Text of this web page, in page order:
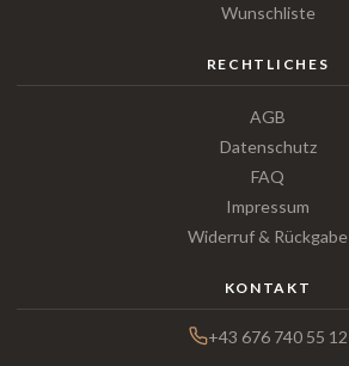
Wunschliste
RECHTLICHES
AGB
Datenschutz
FAQ
Impressum
Widerruf & Rückgabe
KONTAKT
+43 676 740 55 12